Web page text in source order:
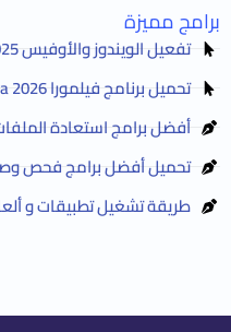
برامج مميزة
تفعيل الويندوز والأوفيس HEU KMS Activator 2025
تحميل برنامج فيلمورا Filmora 2026 مع التفعيل
أفضل برامج استعادة الملفات
تحميل أفضل برامج فحص
طريقة تشغيل تطبيقات و